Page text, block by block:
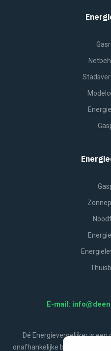
E-mail:
Dé Energievergelijker is
onafhankelijke bron van